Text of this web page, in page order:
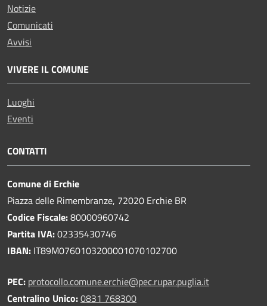
Notizie
Comunicati
Avvisi
VIVERE IL COMUNE
Luoghi
Eventi
CONTATTI
Comune di Erchie
Piazza delle Rimembranze, 72020 Erchie BR
Codice Fiscale:80000960742
Partita IVA:02335430746
IBAN: IT89M0760103200001070102700
PEC: protocollo.comune.erchie@pec.rupar.puglia.it
Centralino Unico:0831 768300